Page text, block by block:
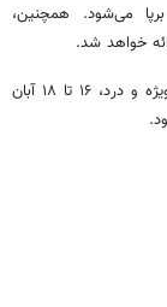
برپا می‌شود. همچنین،
خواهد شد.
، مراقبت‌های ویژه و درد، ۱۶ تا ۱۸ آبان